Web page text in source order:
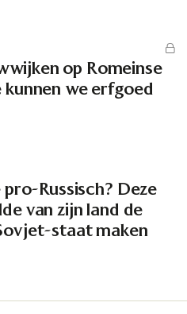
op Romeinse
kunnen we erfgoed
Russisch? Deze
van zijn land de
staat maken